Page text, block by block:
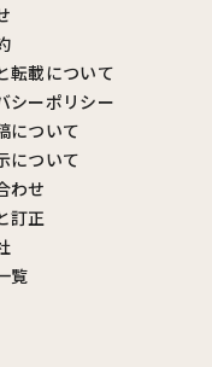
転載について
シーポリシー
について
について
わせ
訂正
覧